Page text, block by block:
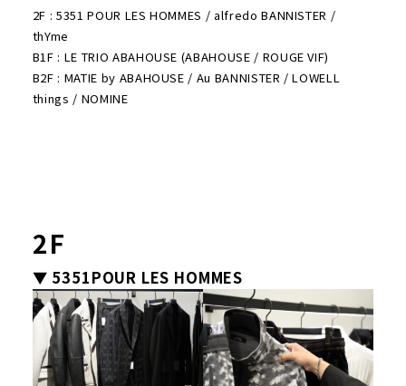
2F : 5351 POUR LES HOMMES / alfredo BANNISTER /
thYme
B1F : LE TRIO ABAHOUSE (ABAHOUSE / ROUGE VIF)
B2F : MATIE by ABAHOUSE / Au BANNISTER / LOWELL
things / NOMINE
2F
▼ 5351POUR LES HOMMES